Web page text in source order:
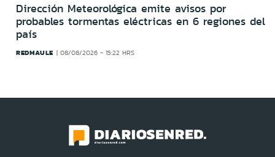
Dirección Meteorológica emite avisos por
probables tormentas eléctricas en 6 regiones del
país
REDMAULE 08/08/2026 - 15:22 HRS